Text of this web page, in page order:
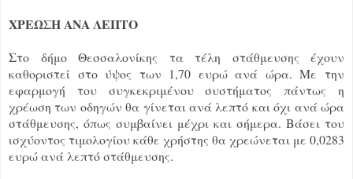
ΧΡΕΩΣΗ ΑΝΑ ΛΕΠΤΟ
Στο δήμο Θεσσαλονίκης τα τέλη στάθμευσης έχουν
καθοριστεί στο ύψος των 1,70 ευρώ ανά ώρα. Με την
εφαρμογή του συγκεκριμένου συστήματος πάντως η
χρέωση των οδηγών θα γίνεται ανά λεπτό και όχι ανά ώρα
στάθμευσης, όπως συμβαίνει μέχρι και σήμερα. Βάσει του
ισχύοντος τιμολογίου κάθε χρήστης θα χρεώνεται με 0,0283
ευρώ ανά λεπτό στάθμευσης.